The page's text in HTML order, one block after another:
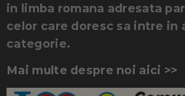
in limba romana adresata
celor care doresc sa intre in
categorie.
Mai multe despre noi aici >>